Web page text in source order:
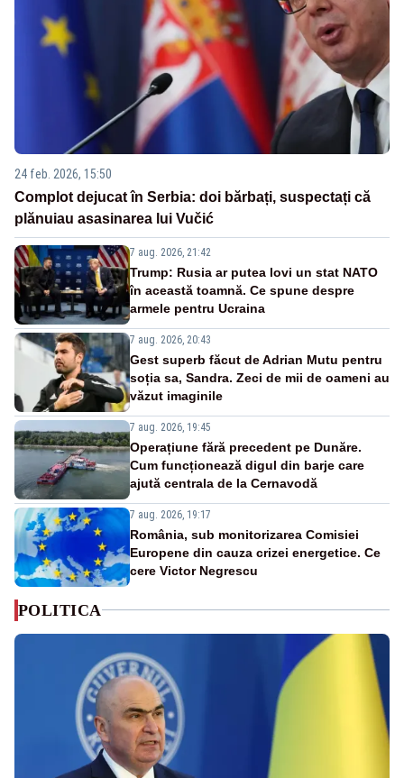
24 feb. 2026, 15:50
Complot dejucat în Serbia: doi bărbați, suspectați că
plănuiau asasinarea lui Vučić
7 aug. 2026, 21:42
Trump: Rusia ar putea lovi un stat NATO
în această toamnă. Ce spune despre
armele pentru Ucraina
7 aug. 2026, 20:43
Gest superb făcut de Adrian Mutu pentru
soția sa, Sandra. Zeci de mii de oameni au
văzut imaginile
7 aug. 2026, 19:45
Operațiune fără precedent pe Dunăre.
Cum funcționează digul din barje care
ajută centrala de la Cernavodă
7 aug. 2026, 19:17
România, sub monitorizarea Comisiei
Europene din cauza crizei energetice. Ce
cere Victor Negrescu
POLITICA